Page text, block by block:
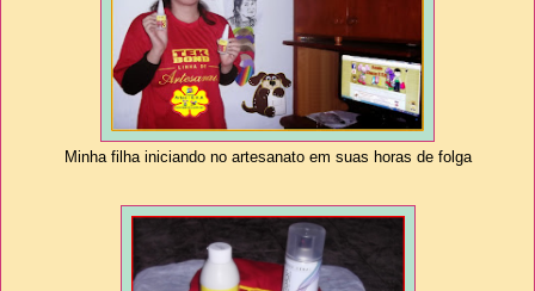
Minha filha iniciando no artesanato em suas horas de folga